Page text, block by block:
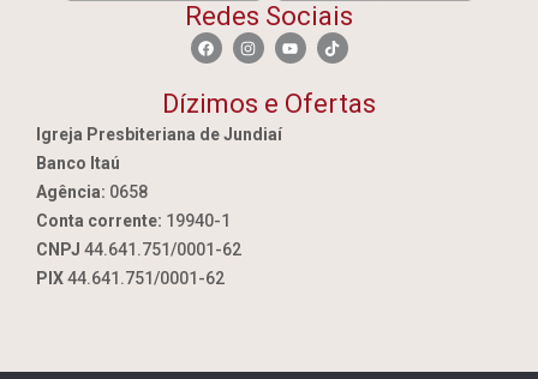
Redes Sociais
Dízimos e Ofertas
Igreja Presbiteriana de Jundiaí
Banco Itaú
Agência: 0658
Conta corrente: 19940-1
CNPJ 44.641.751/0001-62
PIX44.641.751/0001-62